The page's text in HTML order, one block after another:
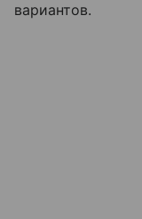
вариантов.